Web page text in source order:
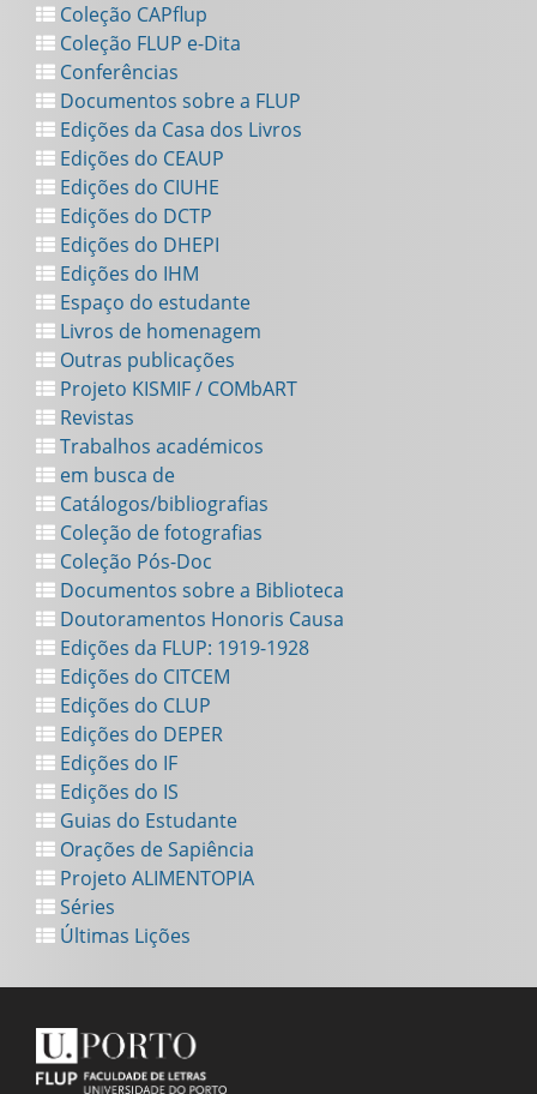
Coleção CAPflup
Coleção FLUP e-Dita
Conferências
Documentos sobre a FLUP
Edições da Casa dos Livros
Edições do CEAUP
Edições do CIUHE
Edições do DCTP
Edições do DHEPI
Edições do IHM
Espaço do estudante
Livros de homenagem
Outras publicações
Projeto KISMIF / COMbART
Revistas
Trabalhos académicos
em busca de
Catálogos/bibliografias
Coleção de fotografias
Coleção Pós-Doc
Documentos sobre a Biblioteca
Doutoramentos Honoris Causa
Edições da FLUP: 1919-1928
Edições do CITCEM
Edições do CLUP
Edições do DEPER
Edições do IF
Edições do IS
Guias do Estudante
Orações de Sapiência
Projeto ALIMENTOPIA
Séries
Últimas Lições